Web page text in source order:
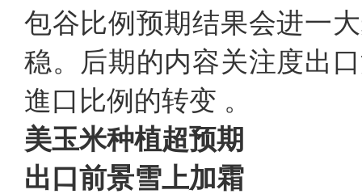
包谷比例预期结果会进一
稳。后期的内容关注度出
進口比例的转变 。
美玉米种植超预期
出口前景雪上加霜